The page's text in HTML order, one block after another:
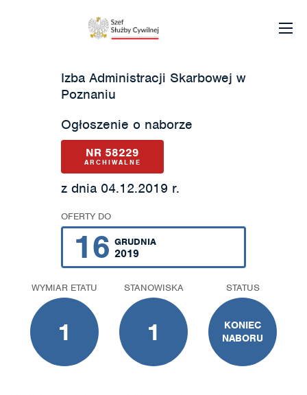
Izba Administracji Skarbowej w
Poznaniu
Ogłoszenie o naborze
NR 58229
ARCHIWALNE
z dnia 04.12.2019 r.
OFERTY DO
16 GRUDNIA
2019
WYMIAR ETATU
1
STANOWISKA
1
STATUS
KONIEC
NABORU